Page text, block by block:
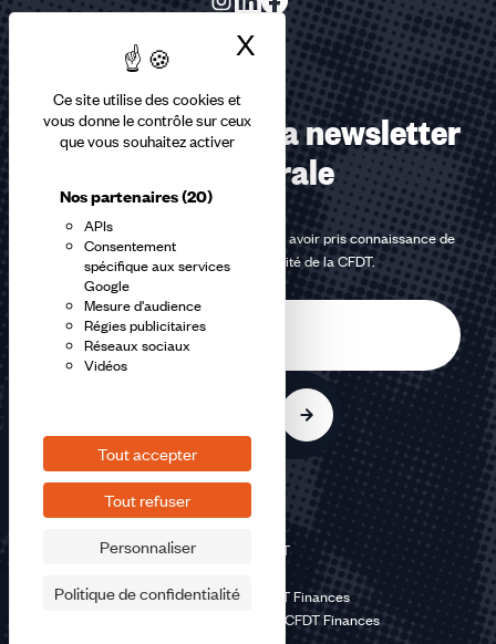
Ce site utilise des cookies et
vous donne le contrôle sur ceux
que vous souhaitez activer
Nos partenaires(20)
APIs
Consentement
spécifique aux services
Google
Mesure d'audience
Régies publicitaires
Réseaux sociaux
Vidéos
Tout accepter
Tout refuser
Personnaliser
Politique de confidentialité
X Masquer le
Abonnez-vous à la newsletter
confédérale
En m'inscrivant à la newsletter, j'affirme avoir pris connaissance de
lapolitique de confidentialité de la CFDT.
©2026 CFDT
Mentions légales CFDT Finances
Politique de confidentialité CFDT Finances